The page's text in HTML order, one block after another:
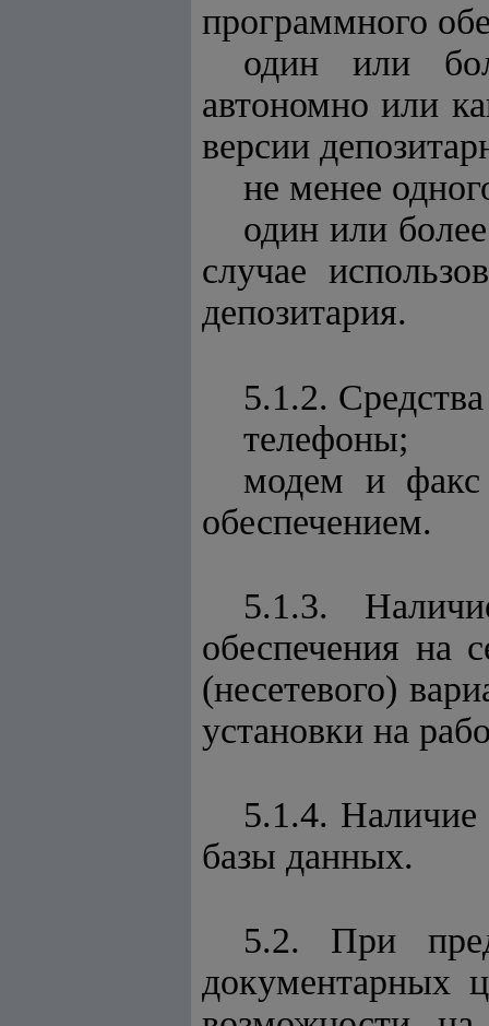
программного
один или
автономно или
версии
не менее
один или
случае
депозитария.
5.1.2.
телефоны;
модем и факс
обеспечением.
5.1.3.
обеспечения на
(несетевого)
установки на
5.1.4. Наличие
базы данных.
5.2. При
документарных